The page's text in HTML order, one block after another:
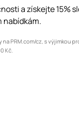
a získejte 15%
nabídkám.
PRM.com/cz, s výjimkou
Kč.